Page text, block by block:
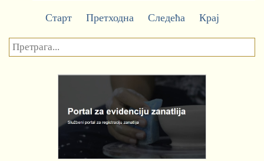
Старт Претходна Следећа Крај